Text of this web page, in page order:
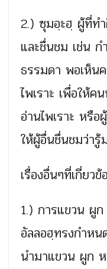
2.) ซุมอฺะฮฺ ผู้ที่ทำ
และชื่นชม เช่น ก
ธรรมดา พอเห็น
ไพเราะ เพื่อให้ค
อ่านไพเราะ หรื
ให้ผู้อื่นชื่นชมว่ารู้
เรื่องอื่นๆที่เกี่ยว
1.) การแขวน ผูก
อัลลอฮฺทรงกำห
นำมาแขวน ผูก